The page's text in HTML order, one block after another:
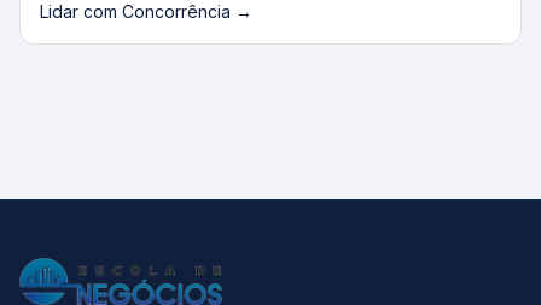
Lidar com Concorrência →